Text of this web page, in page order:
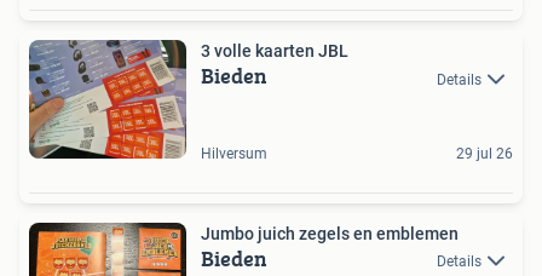
3 volle kaarten JBL
Bieden Details
Hilversum 29 jul 26
Jumbo juich zegels en emblemen
Bieden Details